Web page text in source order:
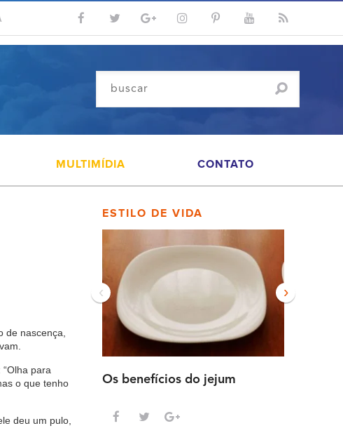
MULTIMÍDIA CONTATO
de nascença,
para
o que tenho
deu um pulo,
ESTILO DE VIDA
Os benefícios do jejum
‹ ›